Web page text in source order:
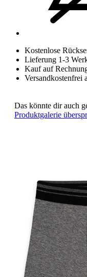
Kostenlose
Lieferung 1-3
Kauf auf
Versandkostenfrei
Das könnte dir auch
Produktgalerie